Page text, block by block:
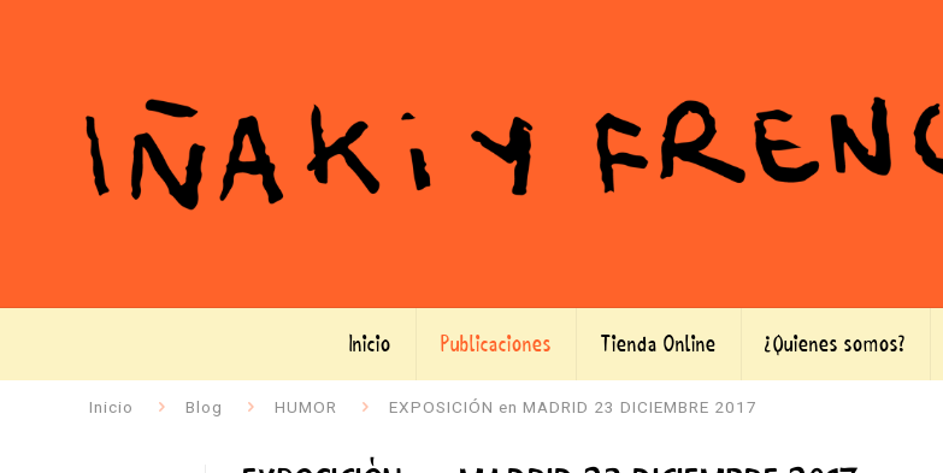
Inicio Publicaciones Tienda Online ¿Quienes somos?
Inicio Blog HUMOR EXPOSICIÓN en MADRID 23 DICIEMBRE 2017